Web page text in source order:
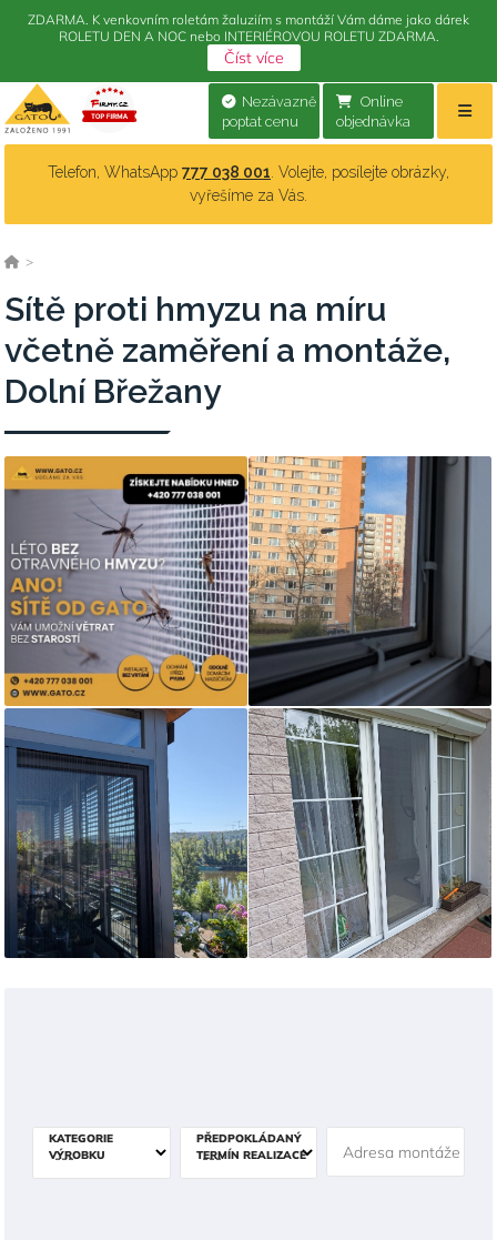
Online
objednávka
Nezávazně
poptat cenu
Telefon, WhatsApp 777 038 001 . Volejte, posílejte obrázky,
vyřešíme za Vás.
>
Sítě proti hmyzu na míru
včetně zaměření a montáže,
Dolní Břežany
KATEGORIE
VÝROBKU
PŘEDPOKLÁDANÝ
TERMÍN REALIZACE
Adresa montáže
ZDARMA. K venkovním roletám žaluziím s montáží Vám dáme jako dárek
ROLETU DEN A NOC nebo INTERIÉROVOU ROLETU ZDARMA.
Číst více